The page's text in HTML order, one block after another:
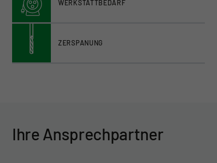
WERKSTATTBEDARF
ZERSPANUNG
Ihre Ansprechpartner